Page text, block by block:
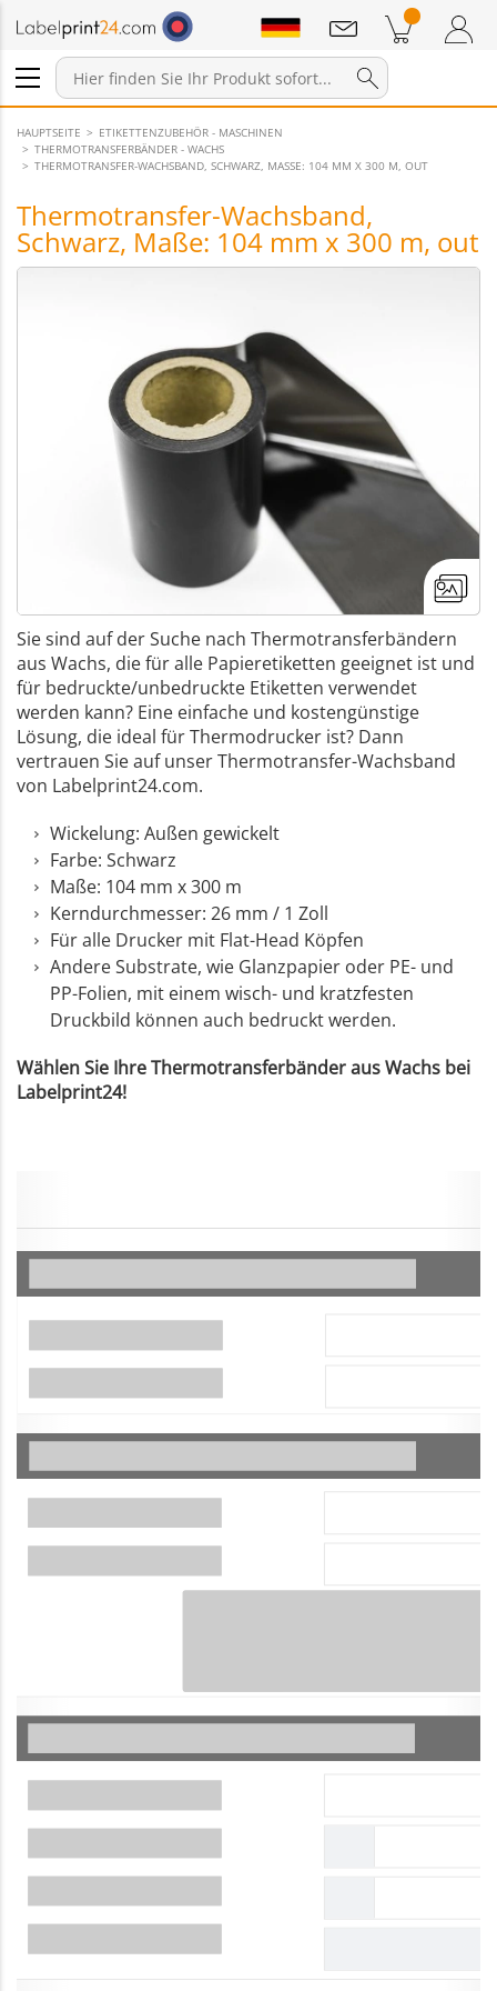
Anmelden / Registrieren
Warenkorb Zum Warenkorb
Mitteilungen
HAUPTSEITE
ETIKETTENZUBEHÖR - MASCHINEN
THERMOTRANSFERBÄNDER - WACHS
THERMOTRANSFER-WACHSBAND, SCHWARZ, MASSE: 104 MM X 300 M, OUT
Thermotransfer-Wachsband,
Schwarz, Maße: 104 mm x 300 m, out
Sie sind auf der Suche nach Thermotransferbändern
aus Wachs, die für alle Papieretiketten geeignet ist und
für bedruckte/unbedruckte Etiketten verwendet
werden kann? Eine einfache und kostengünstige
Lösung, die ideal für Thermodrucker ist? Dann
vertrauen Sie auf unser Thermotransfer-Wachsband
von Labelprint24.com.
Wickelung: Außen gewickelt
Farbe: Schwarz
Maße: 104 mm x 300 m
Kerndurchmesser: 26 mm / 1 Zoll
Für alle Drucker mit Flat-Head Köpfen
Andere Substrate, wie Glanzpapier oder PE- und
PP-Folien, mit einem wisch- und kratzfesten
Druckbild können auch bedruckt werden.
Wählen Sie Ihre Thermotransferbänder aus Wachs bei
Labelprint24!